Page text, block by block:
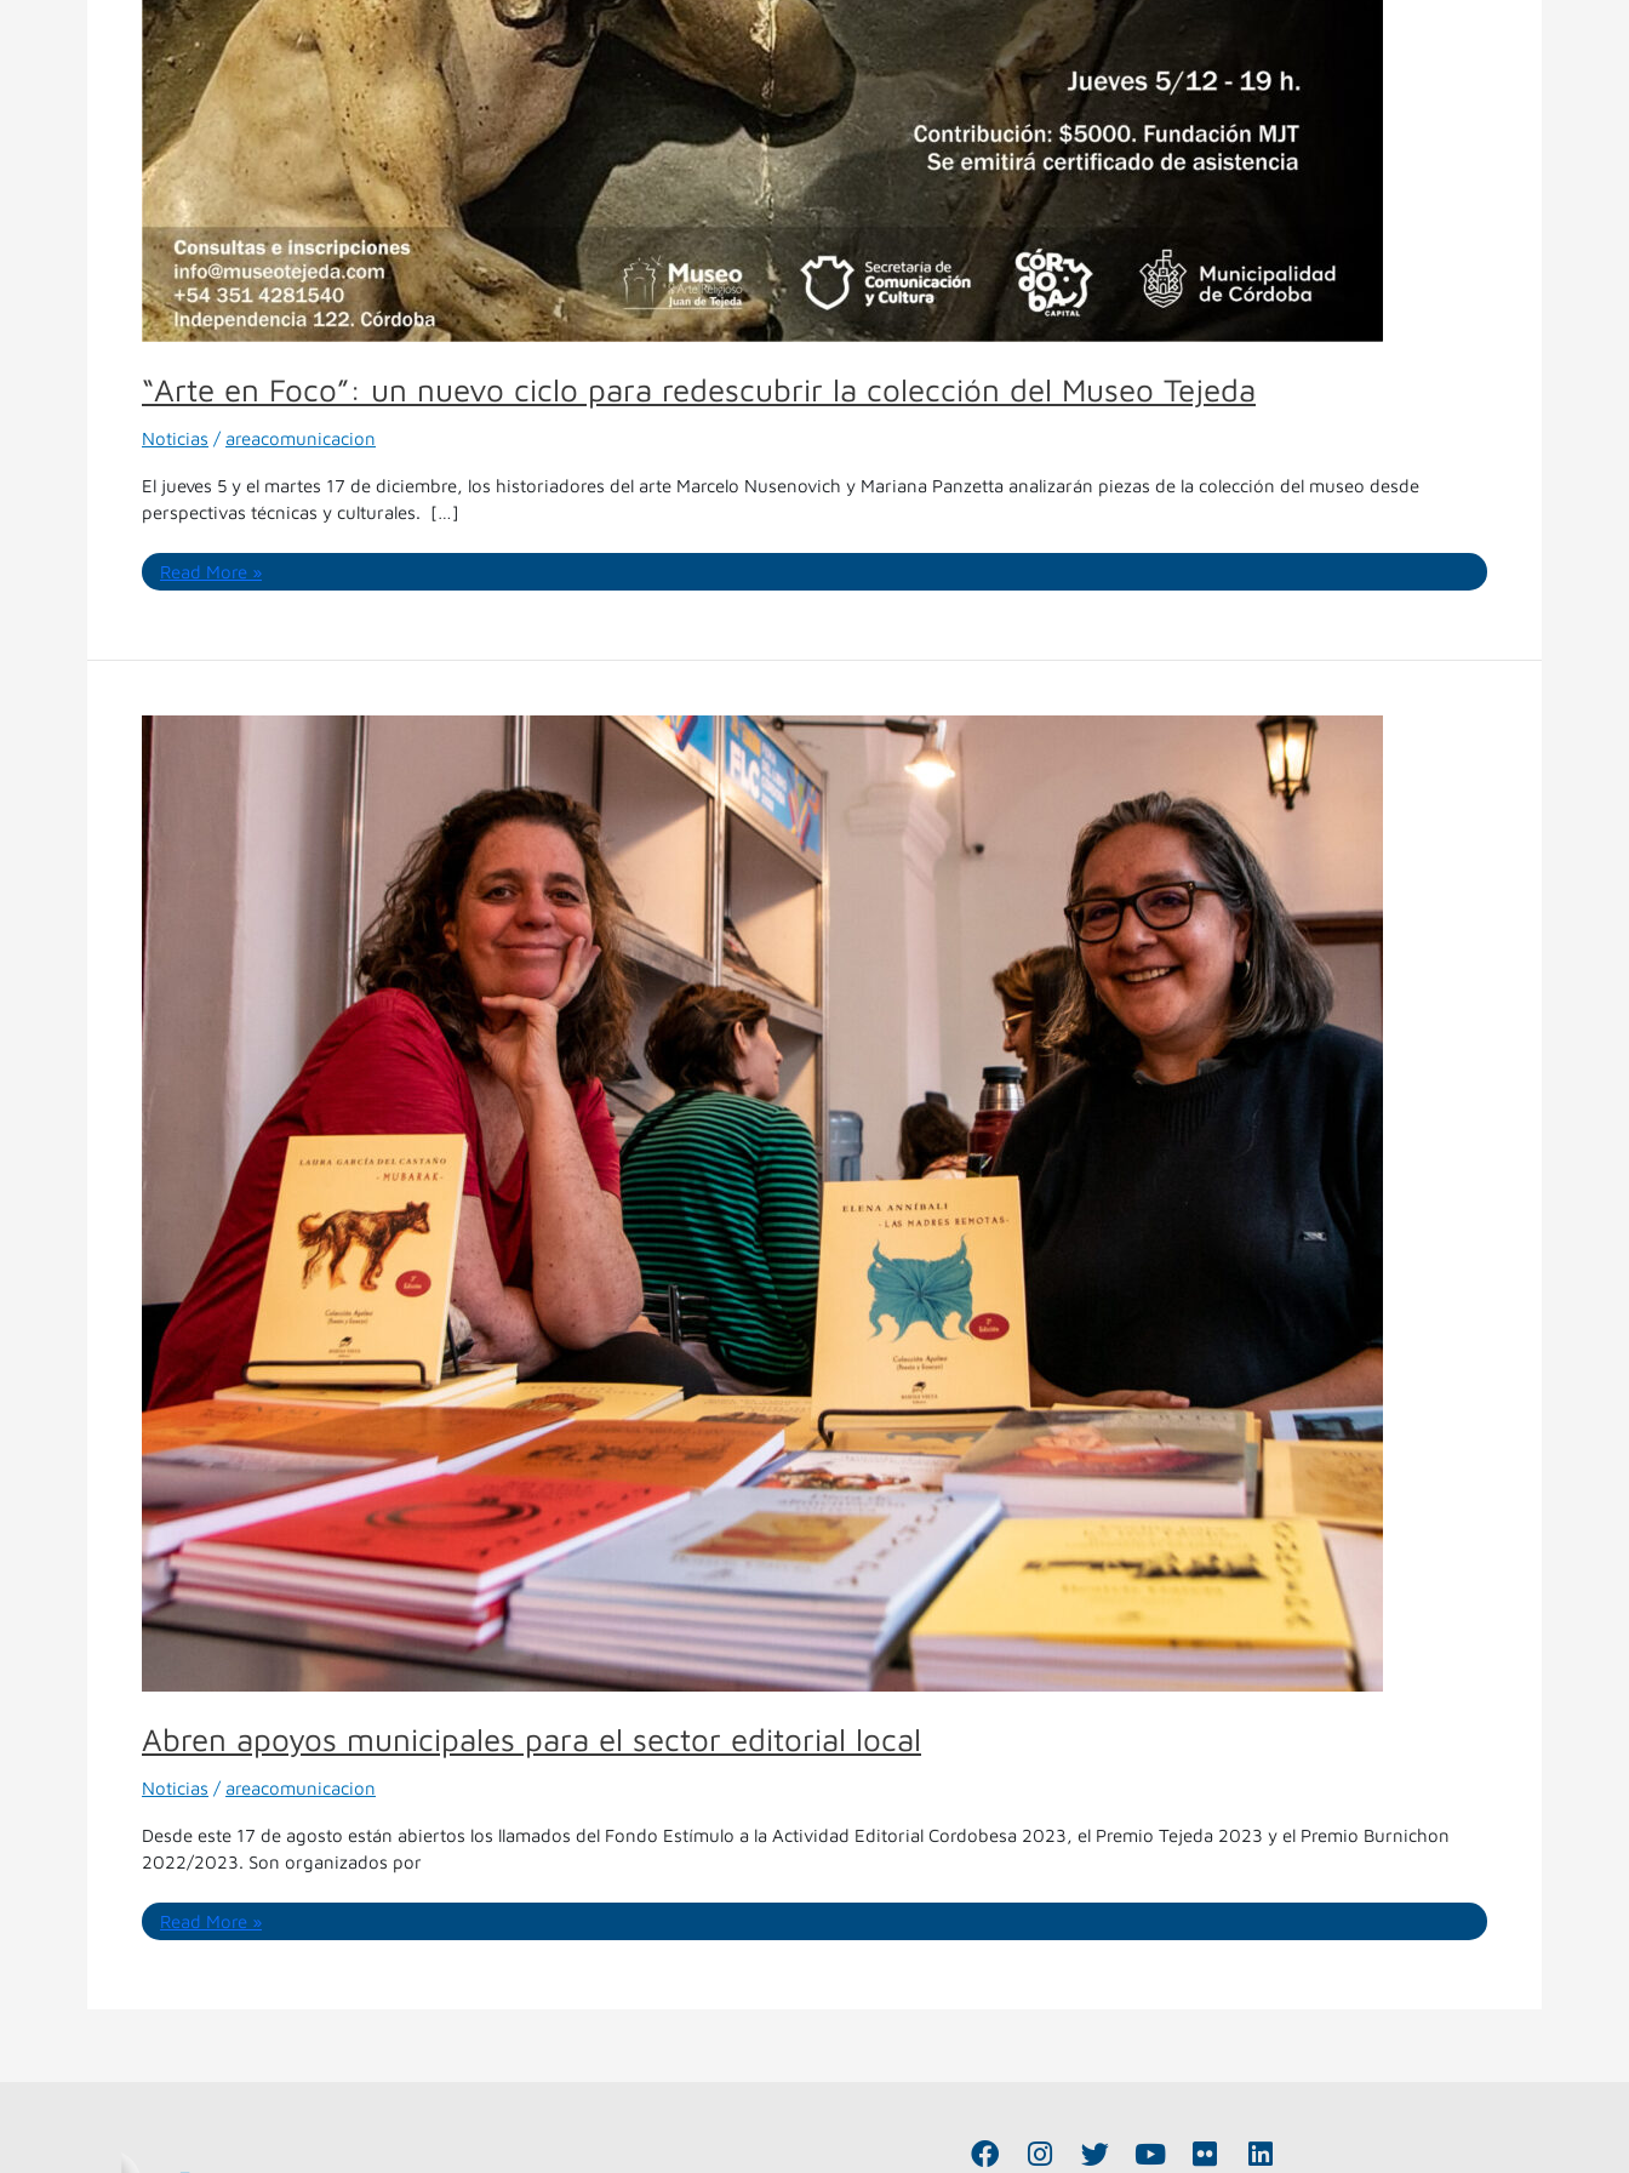
“Arte en Foco”: un nuevo ciclo para redescubrir la colección del Museo Tejeda
Noticias / areacomunicacion
El jueves 5 y el martes 17 de diciembre, los historiadores del arte Marcelo Nusenovich y Mariana Panzetta analizarán piezas de la colección del museo desde
perspectivas técnicas y culturales. […]
Read More »
Abren apoyos municipales para el sector editorial local
Noticias / areacomunicacion
Desde este 17 de agosto están abiertos los llamados del Fondo Estímulo a la Actividad Editorial Cordobesa 2023, el Premio Tejeda 2023 y el Premio Burnichon
2022/2023. Son organizados por
Read More »
F
I
T
Y
F
L